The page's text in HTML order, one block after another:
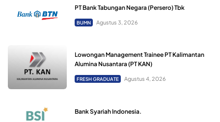
PT Bank Tabungan Negara (Persero) Tbk
BUMN Agustus 3, 2026
Lowongan Management Trainee PT Kalimantan
Alumina Nusantara (PT KAN)
FRESH GRADUATE Agustus 4, 2026
Bank Syariah Indonesia.